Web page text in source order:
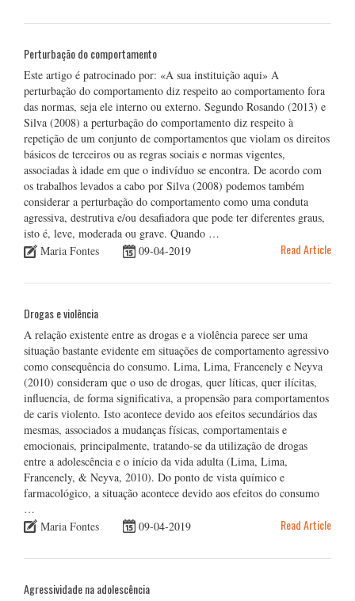
Perturbação do comportamento
Este artigo é patrocinado por: «A sua instituição aqui» A
perturbação do comportamento diz respeito ao comportamento fora
das normas, seja ele interno ou externo. Segundo Rosando (2013) e
Silva (2008) a perturbação do comportamento diz respeito à
repetição de um conjunto de comportamentos que violam os direitos
básicos de terceiros ou as regras sociais e normas vigentes,
associadas à idade em que o indivíduo se encontra. De acordo com
os trabalhos levados a cabo por Silva (2008) podemos também
considerar a perturbação do comportamento como uma conduta
agressiva, destrutiva e/ou desafiadora que pode ter diferentes graus,
isto é, leve, moderada ou grave. Quando …
Maria Fontes
09-04-2019 Read Article
Drogas e violência
A relação existente entre as drogas e a violência parece ser uma
situação bastante evidente em situações de comportamento agressivo
como consequência do consumo. Lima, Lima, Francenely e Neyva
(2010) consideram que o uso de drogas, quer líticas, quer ilícitas,
influencia, de forma significativa, a propensão para comportamentos
de caris violento. Isto acontece devido aos efeitos secundários das
mesmas, associados a mudanças físicas, comportamentais e
emocionais, principalmente, tratando-se da utilização de drogas
entre a adolescência e o início da vida adulta (Lima, Lima,
Francenely, & Neyva, 2010). Do ponto de vista químico e
farmacológico, a situação acontece devido aos efeitos do consumo
…
Maria Fontes
09-04-2019 Read Article
Agressividade na adolescência